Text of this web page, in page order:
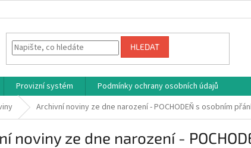
HLEDAT
Provizní systém
Podmínky ochrany osobních údajů
Archivní noviny ze dne narození - POCHODEŇ s osobním
noviny ze dne narození -